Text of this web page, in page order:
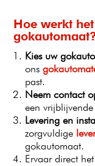
Hoe werkt
gokautomaat?
Kies uw
ons
past.
Neem contact
een vrijblijvende
Levering en
zorgvuldige
gokautomaat.
Ervaar direct